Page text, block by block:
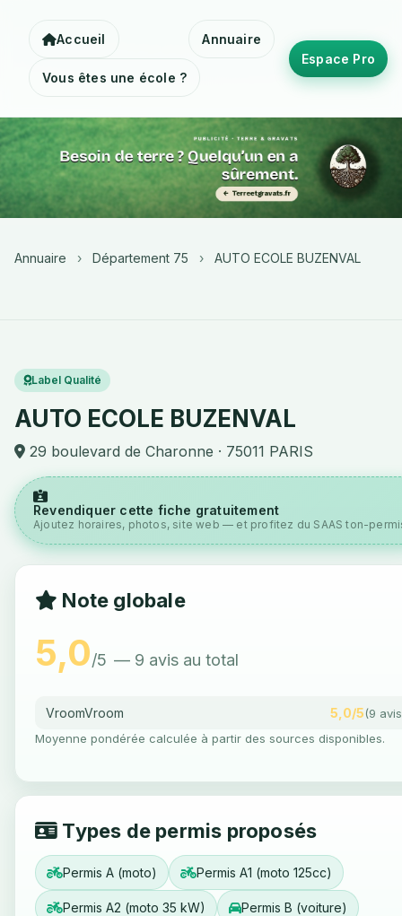
Accueil Annuaire
Vous êtes une école ?
Espace Pro
Annuaire › Département 75 › AUTO ECOLE BUZENVAL
Label Qualité
AUTO ECOLE BUZENVAL
29 boulevard de Charonne · 75011 PARIS
Revendiquer cette fiche gratuitement
Ajoutez horaires, photos, site web — et profitez du SAAS ton-
Note globale
5,0/5 — 9 avis au total
VroomVroom 5,0/5(9
Moyenne pondérée calculée à partir des sources disponibles.
Types de permis proposés
Permis A (moto) Permis A1 (moto 125cc)
Permis A2 (moto 35 kW) Permis B (voiture)